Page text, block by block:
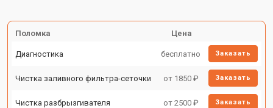
Поломка Цена
Диагностика бесплатно Заказать
Чистка заливного фильтра-сеточки от 1850 ₽ Заказать
Чистка разбрызгивателя от 2500 ₽ Заказать